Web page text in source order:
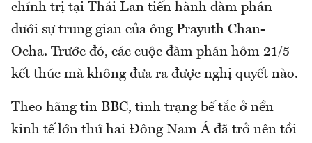
chính trị tại Thái Lan tiến hành đàm phán
dưới sự trung gian của ông Prayuth Chan-
Ocha. Trước đó, các cuộc đàm phán hôm 21/5
kết thúc mà không đưa ra được nghị quyết nào.
Theo hãng tin BBC, tình trạng bế tắc ở nền
kinh tế lớn thứ hai Đông Nam Á đã trở nên tồi